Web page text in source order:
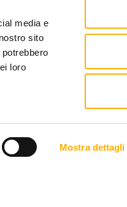
media e
sito
loro
Mostra dettagli